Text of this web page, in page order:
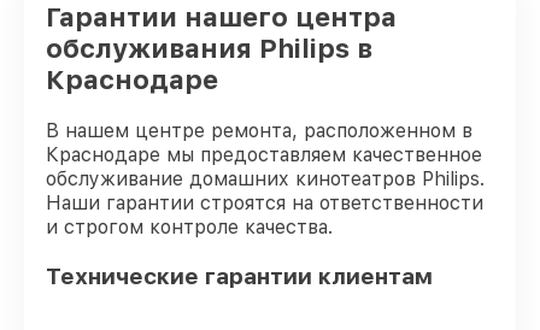
Гарантии нашего центра
обслуживания Philips в
Краснодаре
В нашем центре ремонта, расположенном в
Краснодаре мы предоставляем качественное
обслуживание домашних кинотеатров Philips.
Наши гарантии строятся на ответственности
и строгом контроле качества.
Технические гарантии клиентам